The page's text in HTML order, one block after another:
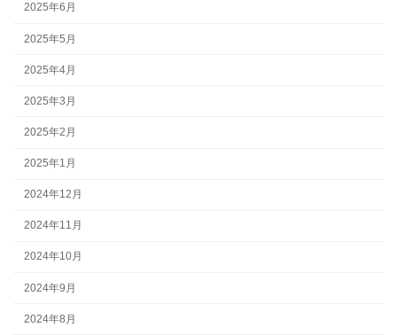
2025年6月
2025年5月
2025年4月
2025年3月
2025年2月
2025年1月
2024年12月
2024年11月
2024年10月
2024年9月
2024年8月